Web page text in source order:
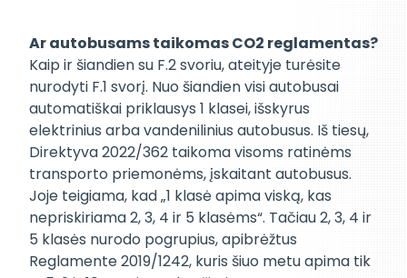
Ar autobusams taikomas CO2 reglamentas?
Kaip ir šiandien su F.2 svoriu, ateityje turėsite
nurodyti F.1 svorį. Nuo šiandien visi autobusai
automatiškai priklausys 1 klasei, išskyrus
elektrinius arba vandenilinius autobusus. Iš tiesų,
Direktyva 2022/362 taikoma visoms ratinėms
transporto priemonėms, įskaitant autobusus.
Joje teigiama, kad „1 klasė apima viską, kas
nepriskiriama 2, 3, 4 ir 5 klasėms“. Tačiau 2, 3, 4 ir
5 klasės nurodo pogrupius, apibrėžtus
Reglamente 2019/1242, kuris šiuo metu apima tik